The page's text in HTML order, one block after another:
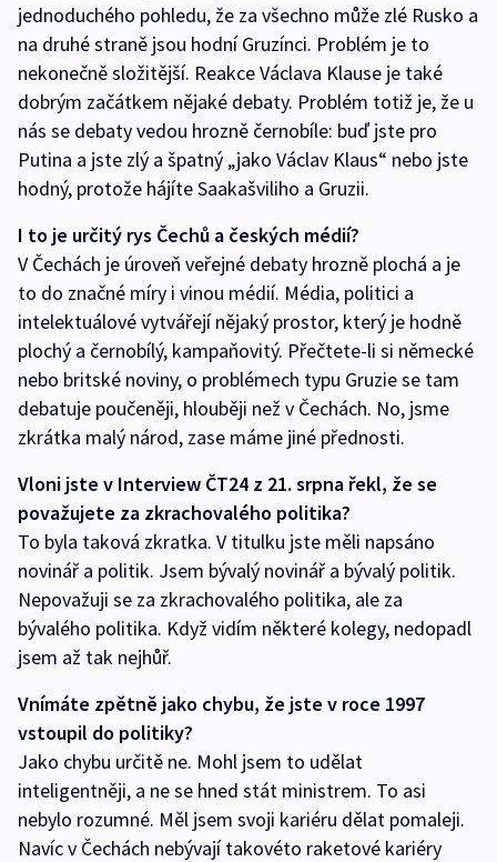
jednoduchého pohledu, že za všechno může zlé Rusko a
na druhé straně jsou hodní Gruzínci. Problém je to
nekonečně složitější. Reakce Václava Klause je také
dobrým začátkem nějaké debaty. Problém totiž je, že u
nás se debaty vedou hrozně černobíle: buď jste pro
Putina a jste zlý a špatný „jako Václav Klaus“ nebo jste
hodný, protože hájíte Saakašviliho a Gruzii.
I to je určitý rys Čechů a českých médií?
V Čechách je úroveň veřejné debaty hrozně plochá a je
to do značné míry i vinou médií. Média, politici a
intelektuálové vytvářejí nějaký prostor, který je hodně
plochý a černobílý, kampaňovitý. Přečtete-li si německé
nebo britské noviny, o problémech typu Gruzie se tam
debatuje poučeněji, hlouběji než v Čechách. No, jsme
zkrátka malý národ, zase máme jiné přednosti.
Vloni jste v Interview ČT24 z 21. srpna řekl, že se
považujete za zkrachovalého politika?
To byla taková zkratka. V titulku jste měli napsáno
novinář a politik. Jsem bývalý novinář a bývalý politik.
Nepovažuji se za zkrachovalého politika, ale za
bývalého politika. Když vidím některé kolegy, nedopadl
jsem až tak nejhůř.
Vnímáte zpětně jako chybu, že jste v roce 1997
vstoupil do politiky?
Jako chybu určitě ne. Mohl jsem to udělat
inteligentněji, a ne se hned stát ministrem. To asi
nebylo rozumné. Měl jsem svoji kariéru dělat pomaleji.
Navíc v Čechách nebývají takovéto raketové kariéry